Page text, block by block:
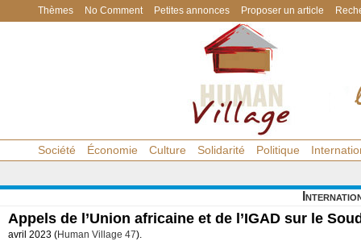
Thèmes No Comment Petites annonces Proposer un article
Société Économie Culture Solidarité Politique
Appels de l’Union africaine et de l’IGAD sur le
avril 2023 (Human Village 47).